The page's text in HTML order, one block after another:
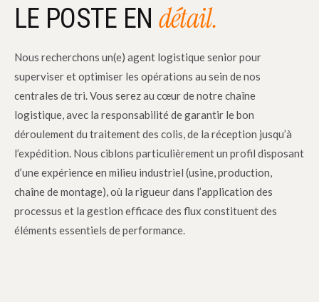
LE POSTE EN détail.
Nous recherchons un(e) agent logistique senior pour
superviser et optimiser les opérations au sein de nos
centrales de tri. Vous serez au cœur de notre chaîne
logistique, avec la responsabilité de garantir le bon
déroulement du traitement des colis, de la réception jusqu’à
l’expédition. Nous ciblons particulièrement un profil disposant
d’une expérience en milieu industriel (usine, production,
chaîne de montage), où la rigueur dans l’application des
processus et la gestion efficace des flux constituent des
éléments essentiels de performance.